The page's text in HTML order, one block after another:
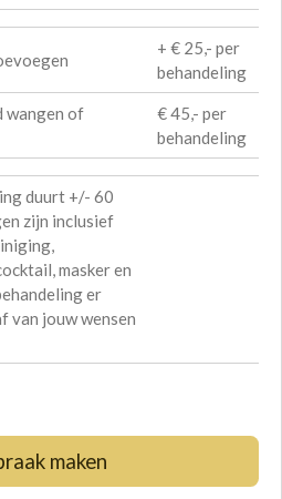
+ € 25,- per
behandeling
wangen of
€ 45,- per
behandeling
duurt +/- 60
zijn inclusief
masker en
er
van jouw wensen
maken